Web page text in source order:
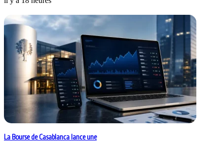
La Bourse de Casablanca lance une